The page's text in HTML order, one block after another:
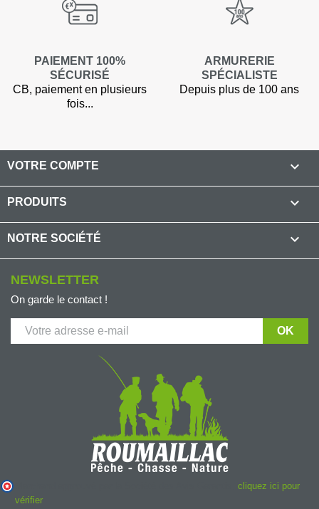
PAIEMENT 100%
SÉCURISÉ
CB, paiement en plusieurs
fois...
ARMURERIE
SPÉCIALISTE
Depuis plus de 100 ans
VOTRE COMPTE 
PRODUITS 
NOTRE SOCIÉTÉ 
NEWSLETTER
On garde le contact !
cliquez ici pour
vérifier.